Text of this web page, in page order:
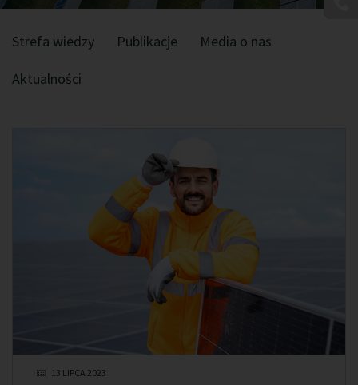
Strefa wiedzy Publikacje Media o nas
Aktualności
13 LIPCA 2023